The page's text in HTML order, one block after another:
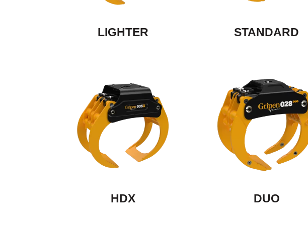
LIGHTER STANDARD
HDX DUO